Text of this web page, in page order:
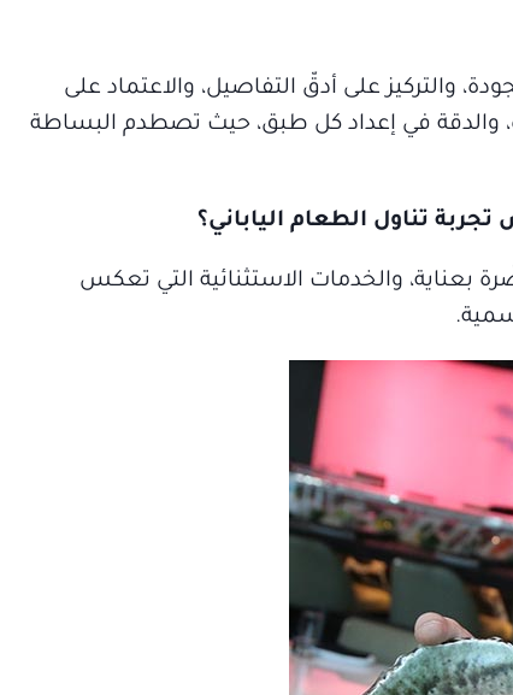
والتركيز على أدقّ التفاصيل، والاعتماد على
والدقة في إعداد كل طبق، حيث تصطدم البساطة
تناول الطعام الياباني؟
بعناية، والخدمات الاستثنائية التي تعكس